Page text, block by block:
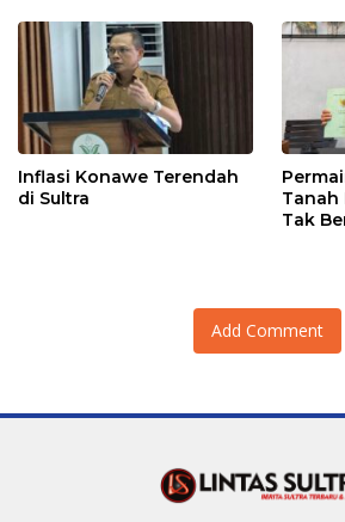
Inflasi Konawe Terendah
di Sultra
Tanah
Tak
Add Comment